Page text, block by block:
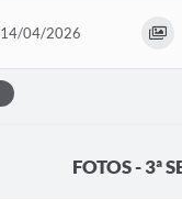
14/04/2026
FOTOS - 3ª